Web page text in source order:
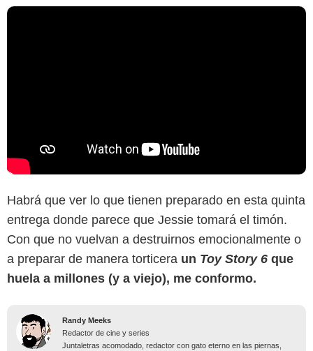
Habrá que ver lo que tienen preparado en esta quinta
entrega donde parece que Jessie tomará el timón.
Con que no vuelvan a destruirnos emocionalmente o
a preparar de manera torticera un Toy Story 6 que
huela a millones (y a viejo), me conformo.
Randy Meeks
Redactor de cine y series
Juntaletras acomodado, redactor con gato eterno en las piernas,